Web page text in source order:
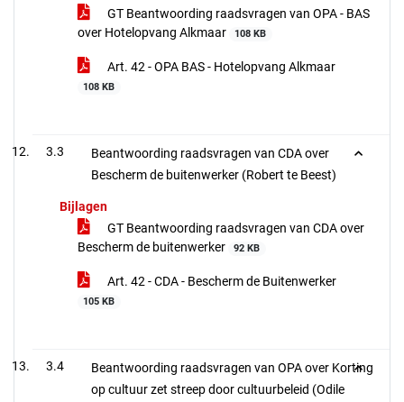
GT Beantwoording raadsvragen van OPA - BAS
over Hotelopvang Alkmaar
108 KB
Art. 42 - OPA BAS - Hotelopvang Alkmaar
108 KB
3.3
Beantwoording raadsvragen van CDA over
Bescherm de buitenwerker (Robert te Beest)
Bijlagen
GT Beantwoording raadsvragen van CDA over
Bescherm de buitenwerker
92 KB
Art. 42 - CDA - Bescherm de Buitenwerker
105 KB
3.4
Beantwoording raadsvragen van OPA over Korting
op cultuur zet streep door cultuurbeleid (Odile